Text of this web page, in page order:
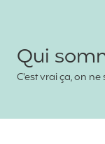
Qui
C'est vrai ça, on